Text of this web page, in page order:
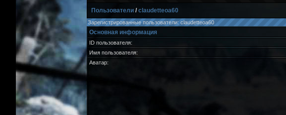
Пользователи/claudetteoa60
Зарегистрированные пользователи: claudetteoa60
Основная информация
ID пользователя:
Имя пользователя:
Аватар: